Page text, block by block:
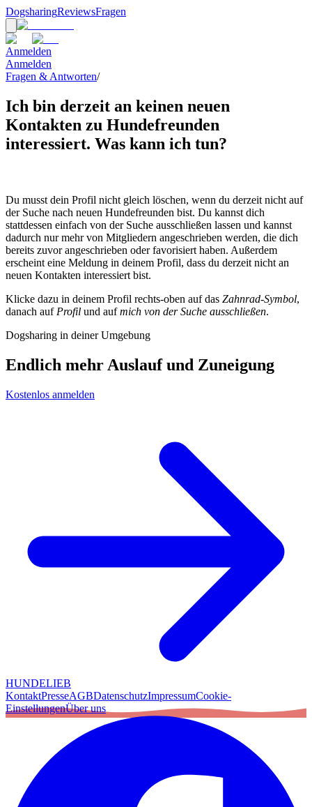
DogsharingReviewsFragen
Anmelden
Anmelden
Fragen & Antworten/
Ich bin derzeit an keinen neuen
Kontakten zu Hundefreunden
interessiert. Was kann ich tun?
Du musst dein Profil nicht gleich löschen, wenn du derzeit nicht auf
der Suche nach neuen Hundefreunden bist. Du kannst dich
stattdessen einfach von der Suche ausschließen lassen und kannst
dadurch nur mehr von Mitgliedern angeschrieben werden, die dich
bereits zuvor angeschrieben oder favorisiert haben. Außerdem
erscheint eine Meldung in deinem Profil, dass du derzeit nicht an
neuen Kontakten interessiert bist.
Klicke dazu in deinem Profil rechts-oben auf das Zahnrad-Symbol,
danach auf Profil und aufmich von der Suche ausschließen.
Dogsharing in deiner Umgebung
Endlich mehr Auslauf und Zuneigung
Kostenlos anmelden
HUNDELIEB
KontaktPresseAGBDatenschutzImpressumCookie-
EinstellungenÜber uns